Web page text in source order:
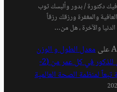
فيك دكتورة / بدور وألبسك ثوب
والمغفرة ورزقك رزقاً
والآخرة ، هل من…
علىمعدل الطول و الوزن
الطبيعي للذكور في كل عمر من (2-